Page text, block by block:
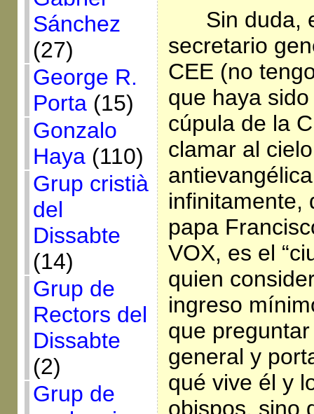
Sánchez
(27)
George R.
Porta(15)
Gonzalo
Haya(110)
Grup cristià
del
Dissabte
(14)
Grup de
Rectors del
Dissabte
(2)
Grup de
Sin duda,
secretario
CEE (no
que haya
cúpula de la
clamar al
infinitamente,
papa
VOX, es el
quien
ingreso
que
general y
qué vive él y
obispos, sino